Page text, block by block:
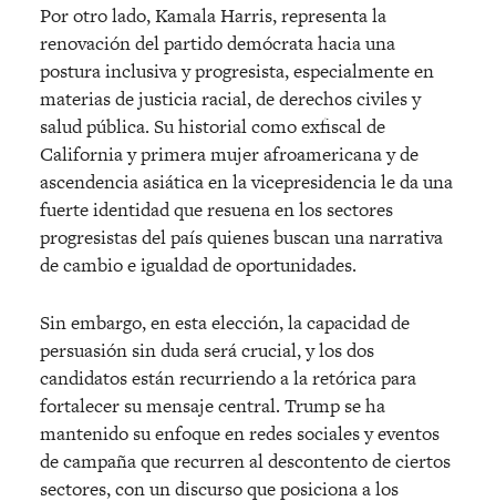
Por otro lado, Kamala Harris, representa la
renovación del partido demócrata hacia una
postura inclusiva y progresista, especialmente en
materias de justicia racial, de derechos civiles y
salud pública. Su historial como exfiscal de
California y primera mujer afroamericana y de
ascendencia asiática en la vicepresidencia le da una
fuerte identidad que resuena en los sectores
progresistas del país quienes buscan una narrativa
de cambio e igualdad de oportunidades.
Sin embargo, en esta elección, la capacidad de
persuasión sin duda será crucial, y los dos
candidatos están recurriendo a la retórica para
fortalecer su mensaje central. Trump se ha
mantenido su enfoque en redes sociales y eventos
de campaña que recurren al descontento de ciertos
sectores, con un discurso que posiciona a los